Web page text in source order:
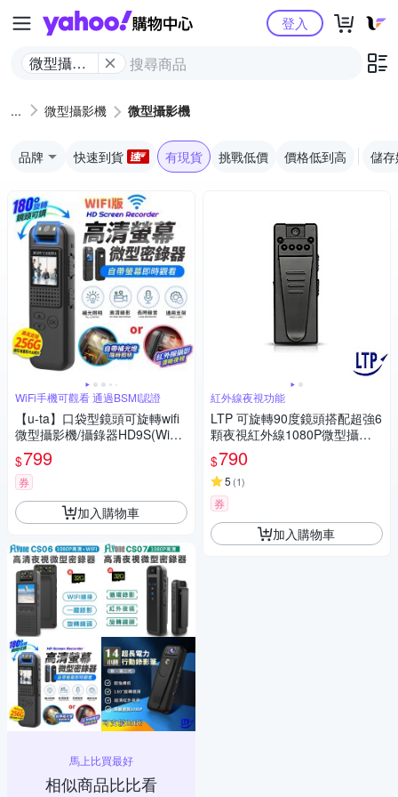
Yahoo購物中心
微型攝影
登入
微型攝影機 微型攝影機
品牌 快速到貨 有現貨 挑戰低價 價格低到高 儲
WiFi手機可觀看 通過BSMI認證
【u-ta】口袋型鏡頭可旋轉wifi
微型攝影機/攝錄器HD9S(WiFi
版 1080P 白光全彩 紅外線夜視
可選)
$799
券
加入購物車
馬上比買最好
相似商品比比看
紅外線夜視功能
LTP 可旋轉90度鏡頭搭配超強6
顆夜視紅外線1080P微型攝影
機
$790
5 (1)
券
加入購物車